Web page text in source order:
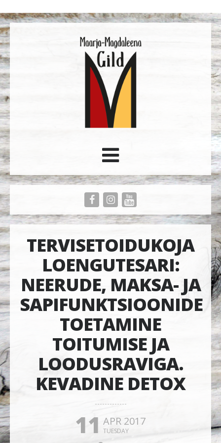
TERVISETOIDUKOJA
LOENGUTESARI:
NEERUDE, MAKSA- JA
SAPIFUNKTSIOONIDE
TOETAMINE
TOITUMISE JA
LOODUSRAVIGA.
KEVADINE DETOX
11 APR 2017
TUESDAY